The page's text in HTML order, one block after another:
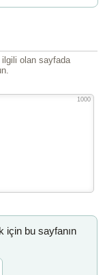
ilgili olan sayfada
1000
için bu sayfanın